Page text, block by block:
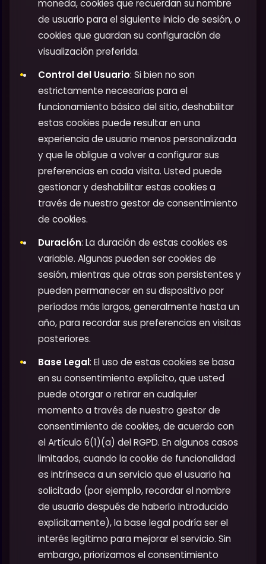
moneda, cookies que recuerdan su nombre
de usuario para el siguiente inicio de sesión, o
cookies que guardan su configuración de
visualización preferida.
Control del Usuario: Si bien no son
estrictamente necesarias para el
funcionamiento básico del sitio, deshabilitar
estas cookies puede resultar en una
experiencia de usuario menos personalizada
y que le obligue a volver a configurar sus
preferencias en cada visita. Usted puede
gestionar y deshabilitar estas cookies a
través de nuestro gestor de consentimiento
de cookies.
Duración: La duración de estas cookies es
variable. Algunas pueden ser cookies de
sesión, mientras que otras son persistentes y
pueden permanecer en su dispositivo por
períodos más largos, generalmente hasta un
año, para recordar sus preferencias en visitas
posteriores.
Base Legal: El uso de estas cookies se basa
en su consentimiento explícito, que usted
puede otorgar o retirar en cualquier
momento a través de nuestro gestor de
consentimiento de cookies, de acuerdo con
el Artículo 6(1)(a) del RGPD. En algunos casos
limitados, cuando la cookie de funcionalidad
es intrínseca a un servicio que el usuario ha
solicitado (por ejemplo, recordar el nombre
de usuario después de haberlo introducido
explícitamente), la base legal podría ser el
interés legítimo para mejorar el servicio. Sin
embargo, priorizamos el consentimiento